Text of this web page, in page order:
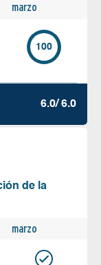
marzo
100
6.0/ 6.0
de la
marzo